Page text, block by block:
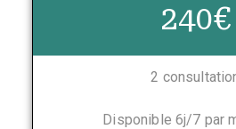
240€
2
Disponible 6j/7 par